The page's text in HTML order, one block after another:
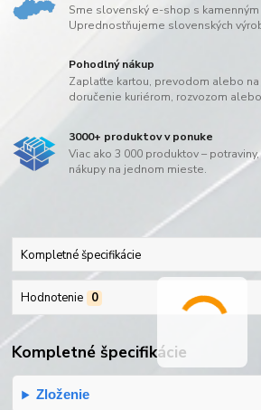
Sme slovenský e-shop s kamenným
Uprednostňujeme slovenských
Pohodlný nákup
Zaplaťte kartou, prevodom alebo
doručenie kuriérom, rozvozom
3000+ produktov v ponuke
Viac ako 3 000 produktov –
nákupy na jednom mieste.
Kompletné špecifikácie
Hodnotenie 0
Kompletné špecifikácie
Zloženie